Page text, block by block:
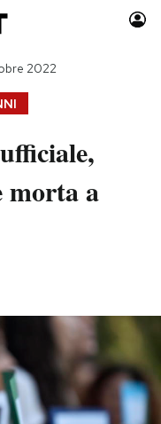
calcio 2026
2022
morta a